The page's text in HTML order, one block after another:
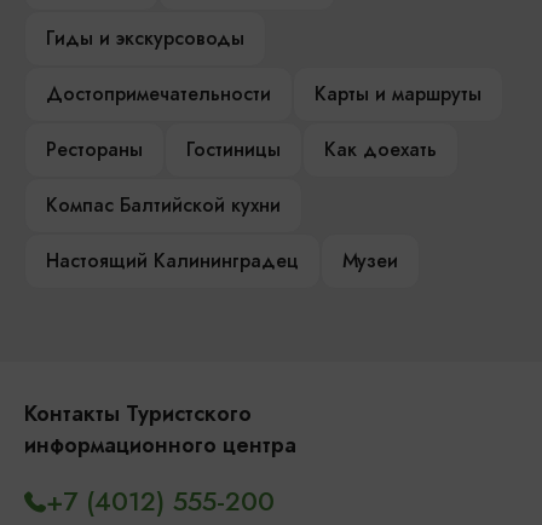
Гиды и экскурсоводы
Достопримечательности
Карты и маршруты
Рестораны
Гостиницы
Как доехать
Компас Балтийской кухни
Настоящий Калининградец
Музеи
Контакты Туристского
информационного центра
+7 (4012) 555-200